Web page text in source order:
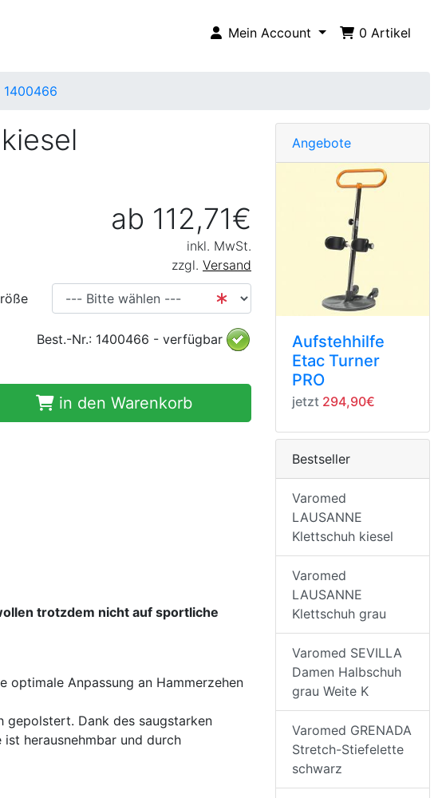
Mein Account 0 Artikel
1400466
ab 112,71€
inkl. MwSt.
zzgl. Versand
Best.-Nr.: 1400466 - verfügbar
in den Warenkorb
trotzdem nicht auf sportliche
optimale Anpassung an Hammerzehen
gepolstert. Dank des saugstarken
herausnehmbar und durch
Angebote
Aufstehhilfe
Etac Turner
PRO
jetzt 294,90€
Bestseller
Varomed
LAUSANNE
Klettschuh kiesel
Varomed
LAUSANNE
Klettschuh grau
Varomed SEVILLA
Damen Halbschuh
grau Weite K
Varomed GRENADA
Stretch-Stiefelette
schwarz